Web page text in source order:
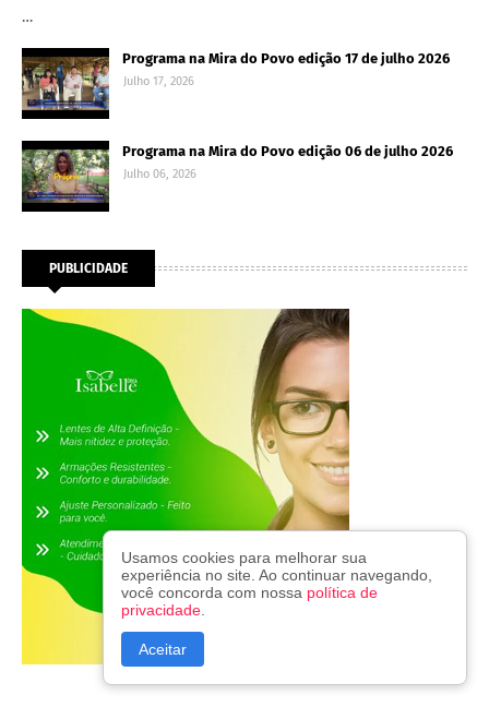
…
Programa na Mira do Povo edição 17 de julho 2026
Julho 17, 2026
Programa na Mira do Povo edição 06 de julho 2026
Julho 06, 2026
PUBLICIDADE
Usamos cookies para melhorar sua
experiência no site. Ao continuar navegando,
você concorda com nossa política de
privacidade
Aceitar